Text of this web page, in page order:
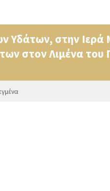
Υδάτων, στην Ιερά
στον Λιμένα